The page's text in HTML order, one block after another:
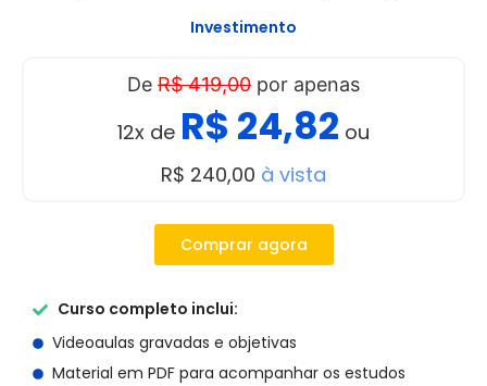
Investimento
De R$ 419,00 por apenas
12x de R$ 24,82 ou
R$ 240,00 à vista
Comprar agora
Curso completo inclui:
Videoaulas gravadas e objetivas
Material em PDF para acompanhar os estudos